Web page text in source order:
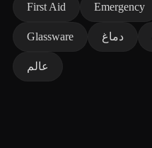
First Aid Emergency
Glassware دماغ
عالم